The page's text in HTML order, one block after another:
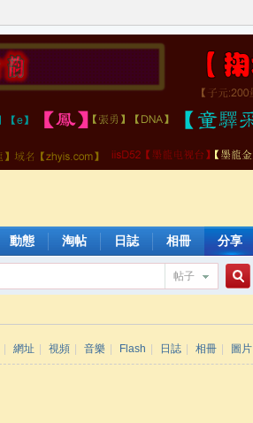
動態 淘帖 日誌 相冊 分享
帖子
網址 視頻 音樂 Flash 日誌 相冊 圖片